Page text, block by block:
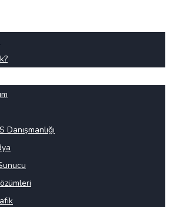
Danışmanlığı